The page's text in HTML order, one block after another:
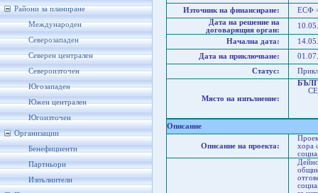
Райони за планиране
Международен
Северозападен
Северен централен
Североизточен
Югозападен
Южен централен
Югоизточен
Организации
Бенефициенти
Партньори
Изпълнители
Източник на финансиране:
ЕСФ
Дата на решение на
договарящия орган:
Начална дата:
Дата на приключване:
Статус:
Място на изпълнение:
Описание
Описание на проекта:
хора